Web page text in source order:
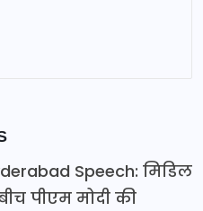
Speech: मिडिल
पीएम मोदी की